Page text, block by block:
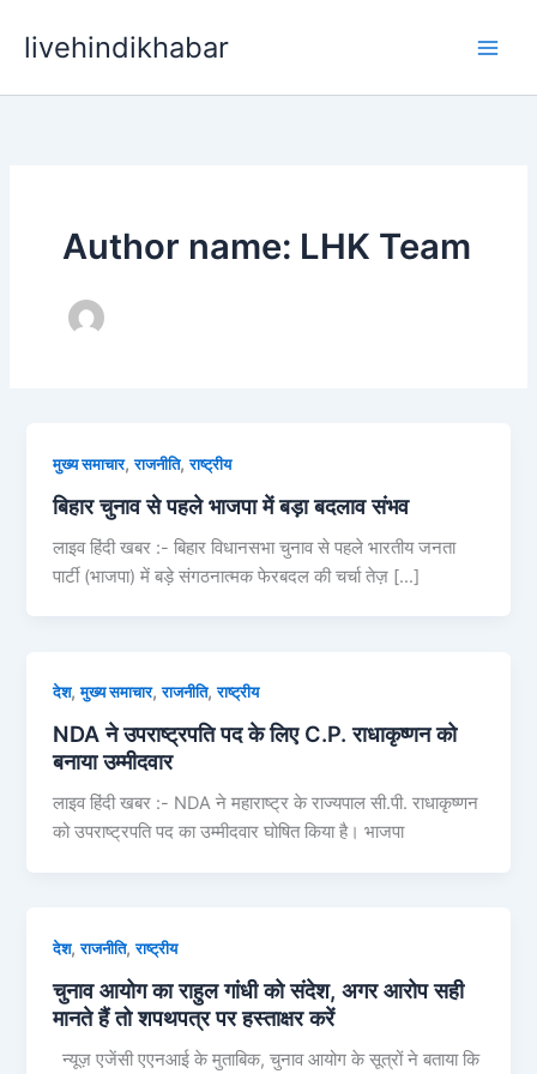
livehindikhabar
Author name: LHK Team
मुख्य समाचार,राजनीति,राष्ट्रीय
बिहार चुनाव से पहले भाजपा में बड़ा बदलाव संभव
लाइव हिंदी खबर :- बिहार विधानसभा चुनाव से पहले भारतीय जनता
पार्टी (भाजपा) में बड़े संगठनात्मक फेरबदल की चर्चा तेज़ […]
देश,मुख्य समाचार,राजनीति,राष्ट्रीय
NDA ने उपराष्ट्रपति पद के लिए C.P. राधाकृष्णन को
बनाया उम्मीदवार
लाइव हिंदी खबर :- NDA ने महाराष्ट्र के राज्यपाल सी.पी. राधाकृष्णन
को उपराष्ट्रपति पद का उम्मीदवार घोषित किया है। भाजपा
देश,राजनीति,राष्ट्रीय
चुनाव आयोग का राहुल गांधी को संदेश, अगर आरोप सही
मानते हैं तो शपथपत्र पर हस्ताक्षर करें
न्यूज़ एजेंसी एएनआई के मुताबिक, चुनाव आयोग के सूत्रों ने बताया कि